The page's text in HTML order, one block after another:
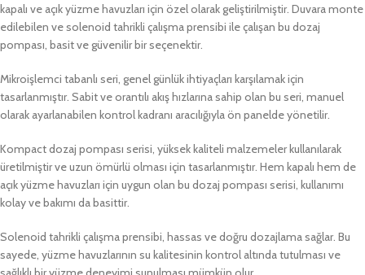
kapalı ve açık yüzme havuzları için özel olarak geliştirilmiştir. Duvara monte
edilebilen ve solenoid tahrikli çalışma prensibi ile çalışan bu dozaj
pompası, basit ve güvenilir bir seçenektir.
Mikroişlemci tabanlı seri, genel günlük ihtiyaçları karşılamak için
tasarlanmıştır. Sabit ve orantılı akış hızlarına sahip olan bu seri, manuel
olarak ayarlanabilen kontrol kadranı aracılığıyla ön panelde yönetilir.
Kompact dozaj pompası serisi, yüksek kaliteli malzemeler kullanılarak
üretilmiştir ve uzun ömürlü olması için tasarlanmıştır. Hem kapalı hem de
açık yüzme havuzları için uygun olan bu dozaj pompası serisi, kullanımı
kolay ve bakımı da basittir.
Solenoid tahrikli çalışma prensibi, hassas ve doğru dozajlama sağlar. Bu
sayede, yüzme havuzlarının su kalitesinin kontrol altında tutulması ve